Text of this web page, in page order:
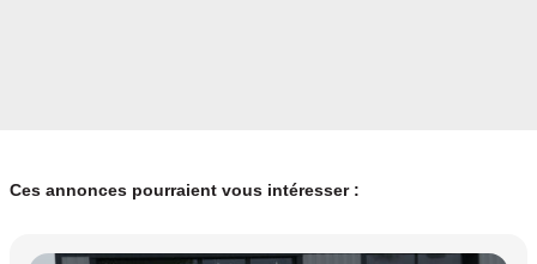
Ces annonces pourraient vous intéresser :